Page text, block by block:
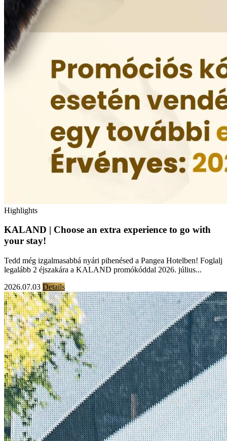
Highlights
KALAND | Choose an extra experience to go with
your stay!
Tedd még izgalmasabbá nyári pihenésed a Pangea Hotelben! Foglalj
legalább 2 éjszakára a KALAND promókóddal 2026. július...
2026.07.03 Details